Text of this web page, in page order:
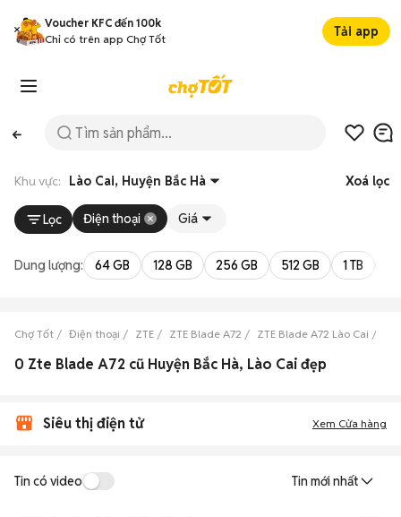
Voucher KFC đến 100k
Chỉ có trên app Chợ Tốt
Tải app
Khu vực: Lào Cai, Huyện Bắc Hà Xoá lọc
Lọc Điện thoại Giá
Dung lượng: 64 GB 128 GB 256 GB 512 GB 1 TB
Chợ Tốt Điện thoại ZTE ZTE Blade A72 ZTE Blade A72 Lào Cai
0 Zte Blade A72 cũ Huyện Bắc Hà, Lào Cai đẹp
Siêu thị điện tử Xem Cửa hàng
Tin có video Tin mới nhất